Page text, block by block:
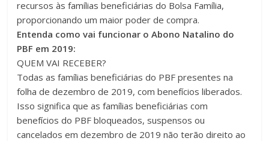
recursos às famílias beneficiárias do Bolsa Família,
proporcionando um maior poder de compra.
Entenda como vai funcionar o Abono Natalino do
PBF em 2019:
QUEM VAI RECEBER?
Todas as famílias beneficiárias do PBF presentes na
folha de dezembro de 2019, com benefícios liberados.
Isso significa que as famílias beneficiárias com
benefícios do PBF bloqueados, suspensos ou
cancelados em dezembro de 2019 não terão direito ao